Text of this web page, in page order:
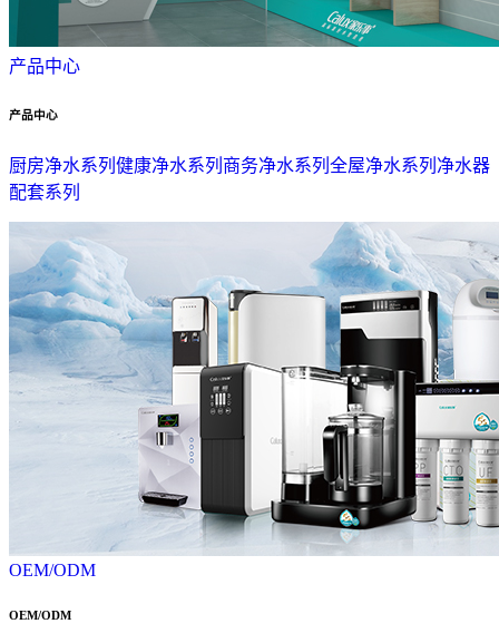
产品中心
产品中心
厨房净水系列 健康净水系列 商务净水系列 全屋净水系列 净水器
配套系列
OEM/ODM
OEM/ODM